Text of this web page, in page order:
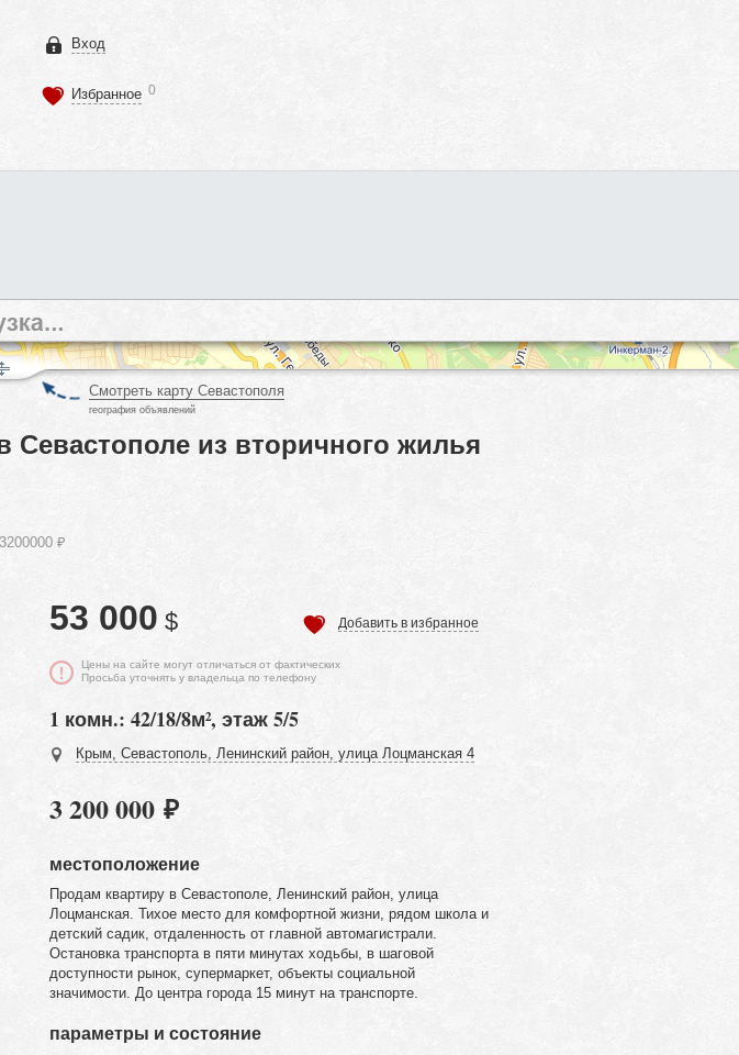
Вход
Избранное 0
Смотреть карту Севастополя
география объявлений
Севастополе из вторичного жилья
₽
53 000 $ Добавить в избранное
Цены на сайте могут отличаться от фактических
Просьба уточнять у владельца по телефону
1 комн.: 42/18/8м², этаж 5/5
Крым, Севастополь, Ленинский район, улица Лоцманская 4
3 200 000 ₽
местоположение
Продам квартиру в Севастополе, Ленинский район, улица
Лоцманская. Тихое место для комфортной жизни, рядом школа и
детский садик, отдаленность от главной автомагистрали.
Остановка транспорта в пяти минутах ходьбы, в шаговой
доступности рынок, супермаркет, объекты социальной
значимости. До центра города 15 минут на транспорте.
параметры и состояние